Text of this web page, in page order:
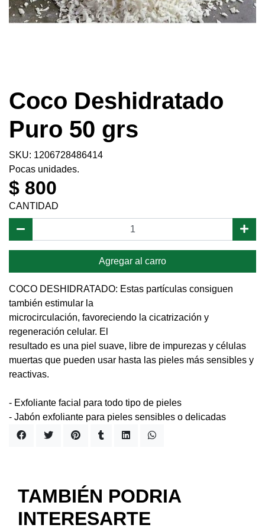
Coco Deshidratado
Puro 50 grs
SKU: 1206728486414
Pocas unidades.
$ 800
CANTIDAD
Agregar al carro
COCO DESHIDRATADO: Estas partículas consiguen
también estimular la
microcirculación, favoreciendo la cicatrización y
regeneración celular. El
resultado es una piel suave, libre de impurezas y células
muertas que pueden usar hasta las pieles más sensibles y
reactivas.
- Exfoliante facial para todo tipo de pieles
- Jabón exfoliante para pieles sensibles o delicadas
TAMBIÉN PODRIA
INTERESARTE